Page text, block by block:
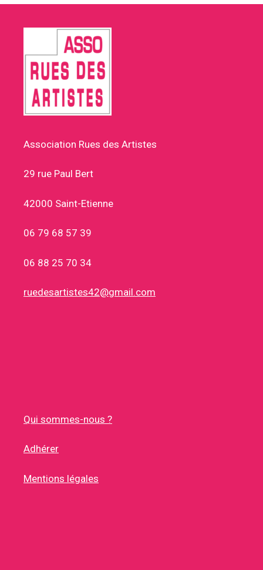
Association Rues des Artistes
29 rue Paul Bert
42000 Saint-Etienne
06 79 68 57 39
06 88 25 70 34
ruedesartistes42@gmail.com
Qui sommes-nous ?
Adhérer
Mentions légales